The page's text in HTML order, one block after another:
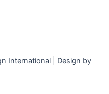
International | Design by